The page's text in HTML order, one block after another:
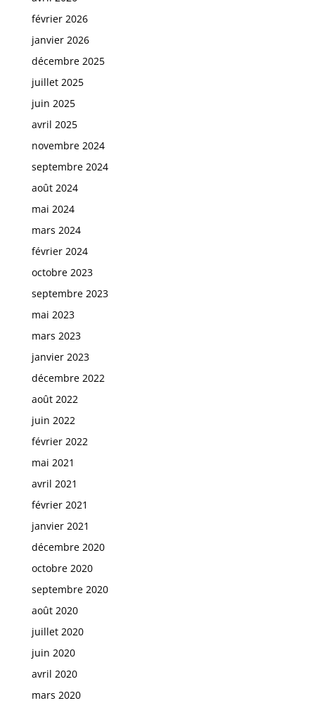
février 2026
janvier 2026
décembre 2025
juillet 2025
juin 2025
avril 2025
novembre 2024
septembre 2024
août 2024
mai 2024
mars 2024
février 2024
octobre 2023
septembre 2023
mai 2023
mars 2023
janvier 2023
décembre 2022
août 2022
juin 2022
février 2022
mai 2021
avril 2021
février 2021
janvier 2021
décembre 2020
octobre 2020
septembre 2020
août 2020
juillet 2020
juin 2020
avril 2020
mars 2020